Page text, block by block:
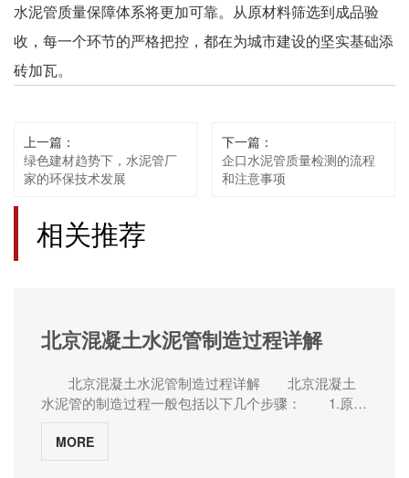
水泥管质量保障体系将更加可靠。从原材料筛选到成品验
收，每一个环节的严格把控，都在为城市建设的坚实基础添
砖加瓦。
上一篇：
绿色建材趋势下，水泥管厂
家的环保技术发展
下一篇：
企口水泥管质量检测的流程
和注意事项
相关推荐
北京混凝土水泥管制造过程详解
北京混凝土水泥管制造过程详解 北京混凝土
水泥管的制造过程一般包括以下几个步骤： 1.原材
料准备：常用的混凝土水泥管原材料主要包括水泥、
骨料、砂和水。这些原材料需要根据配比比例进行准
确的称量和储存。其中水泥是混凝土的粘结剂，骨料
MORE